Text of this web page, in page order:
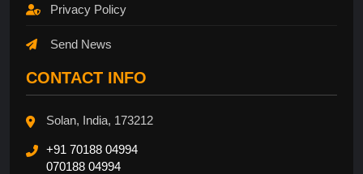
Privacy Policy
Send News
CONTACT INFO
Solan, India, 173212
+91 70188 04994
070188 04994